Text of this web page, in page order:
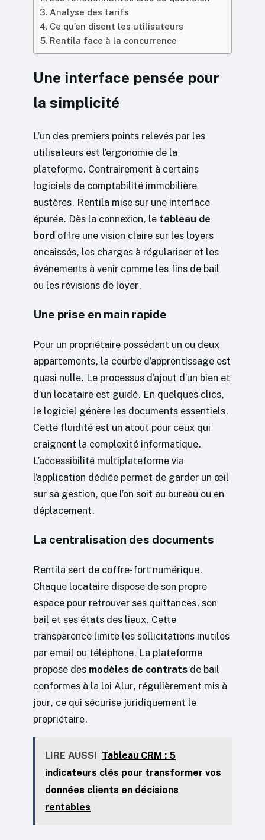
Analyse des tarifs
Ce qu’en disent les utilisateurs
Rentila face à la concurrence
Une interface pensée pour
la simplicité
L’un des premiers points relevés par les
utilisateurs est l’ergonomie de la
plateforme. Contrairement à certains
logiciels de comptabilité immobilière
austères, Rentila mise sur une interface
épurée. Dès la connexion, le tableau de
bord offre une vision claire sur les loyers
encaissés, les charges à régulariser et les
événements à venir comme les fins de bail
ou les révisions de loyer.
Une prise en main rapide
Pour un propriétaire possédant un ou deux
appartements, la courbe d’apprentissage est
quasi nulle. Le processus d’ajout d’un bien et
d’un locataire est guidé. En quelques clics,
le logiciel génère les documents essentiels.
Cette fluidité est un atout pour ceux qui
craignent la complexité informatique.
L’accessibilité multiplateforme via
l’application dédiée permet de garder un œil
sur sa gestion, que l’on soit au bureau ou en
déplacement.
La centralisation des documents
Rentila sert de coffre-fort numérique.
Chaque locataire dispose de son propre
espace pour retrouver ses quittances, son
bail et ses états des lieux. Cette
transparence limite les sollicitations inutiles
par email ou téléphone. La plateforme
propose des modèles de contrats de bail
conformes à la loi Alur, régulièrement mis à
jour, ce qui sécurise juridiquement le
propriétaire.
LIRE AUSSI Tableau CRM : 5
indicateurs clés pour transformer vos
données clients en décisions
rentables